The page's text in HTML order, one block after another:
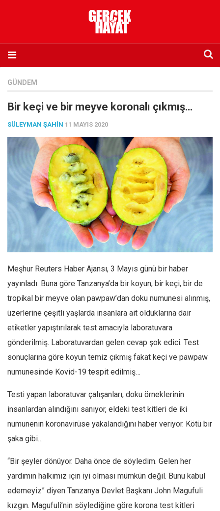
Künye
İletişim
Abone olmak istiyorum
Satış noktası listesi
Eksik sayıların temini
Sosyal Medya
Twitter
Facebook
Instagram
Editörden
Kemal Özer
Mahmut Toptaş
Yvonne Ridley
Barış Tarımcıoğlu
Ömer Kayani
Yusuf Armağan
Hasanali Yıldırım
Leyla Şerif Emin
Selçuk Türkyılmaz
Abir E. Nahas
Amina S. Jenenkovic
Bağdagül Öz
GÜNDEM
Bir keçi ve bir meyve koronalı çıkmış…
SÜLEYMAN ŞAHIN 11 MAYIS 2020
Meşhur Reuters Haber Ajansı, 3 Mayıs günü bir haber
yayınladı. Buna göre Tanzanya’da bir koyun, bir keçi, bir de
tropikal bir meyve olan pawpaw’dan doku numunesi alınmış,
üzerlerine çeşitli yaşlarda insanlara ait olduklarına dair
etiketler yapıştırılarak test amacıyla laboratuvara
gönderilmiş. Laboratuvardan gelen cevap şok edici. Test
sonuçlarına göre koyun temiz çıkmış fakat keçi ve pawpaw
numunesinde Kovid-19 tespit edilmiş…
Testi yapan laboratuvar çalışanları, doku örneklerinin
insanlardan alındığını sanıyor, eldeki test kitleri de iki
numunenin koronavirüse yakalandığını haber veriyor. Kötü bir
şaka gibi…
“Bir şeyler dönüyor. Daha önce de söyledim. Gelen her
yardımın halkımız için iyi olması mümkün değil. Bunu kabul
edemeyiz” diyen Tanzanya Devlet Başkanı John Magufuli
kızgın. Magufuli’nin söylediğine göre korona test kitleri